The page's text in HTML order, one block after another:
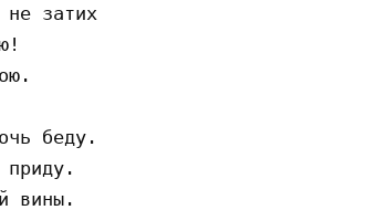
затих
беду.
вины.